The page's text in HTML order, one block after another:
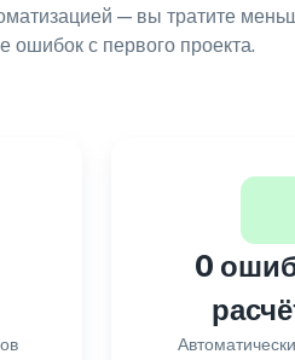
— вы тратите
ошибок с первого проекта.
0